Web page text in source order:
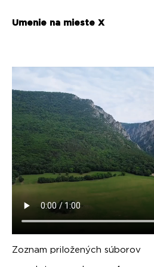
Umenie na mieste X
Zoznam priložených súborov